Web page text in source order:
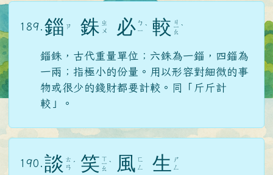
189. 錙 ㄗ 銖 ㄓ
ㄨ
必 ㄅ
ㄧ ˋ 較 ㄐ
ㄧ
ㄠ
ˋ
錙銖，古代重量單位；六銖為一錙，四錙為
一兩；指極小的份量。用以形容對細微的事
物或很少的錢財都要計較。同「斤斤計
較」。
190. 談 ㄊ
ㄢ ˊ 笑 ㄒ
ㄧ
ㄠ
ˋ 風 ㄈ
ㄥ
生
ㄕ
ㄥ